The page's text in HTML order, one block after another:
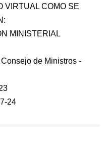
VIRTUAL COMO SE
MINISTERIAL
de Ministros -
24